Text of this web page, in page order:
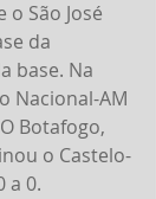
da
base. Na
Nacional-AM
Botafogo,
o Castelo-
a 0.